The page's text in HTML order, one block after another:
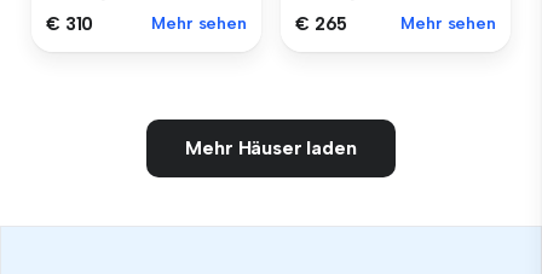
€ 310 Mehr sehen € 265 Mehr sehen
Mehr Häuser laden